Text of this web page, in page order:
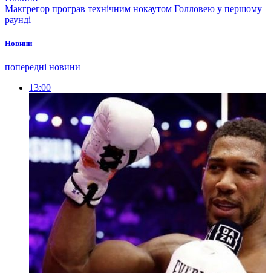
Макгрегор програв технічним нокаутом Голловею у першому
раунді
Новини
попередні новини
13:00